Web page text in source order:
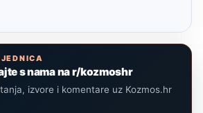
s nama na r/kozmoshr
izvore i komentare uz Kozmos.hr